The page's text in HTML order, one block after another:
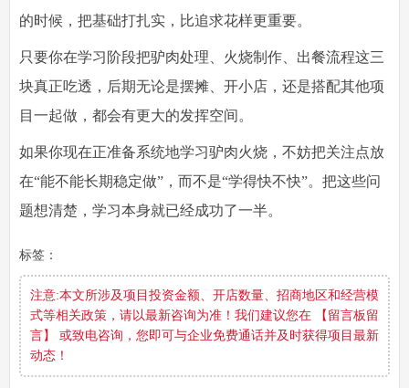
的时候，把基础打扎实，比追求花样更重要。
只要你在学习阶段把驴肉处理、火烧制作、出餐流程这三
块真正吃透，后期无论是摆摊、开小店，还是搭配其他项
目一起做，都会有更大的发挥空间。
如果你现在正准备系统地学习驴肉火烧，不妨把关注点放
在“能不能长期稳定做”，而不是“学得快不快”。把这些问
题想清楚，学习本身就已经成功了一半。
标签：
注意:本文所涉及项目投资金额、开店数量、招商地区和经营模
式等相关政策，请以最新咨询为准！我们建议您在 【留言板留
言】 或致电咨询，您即可与企业免费通话并及时获得项目最新
动态！